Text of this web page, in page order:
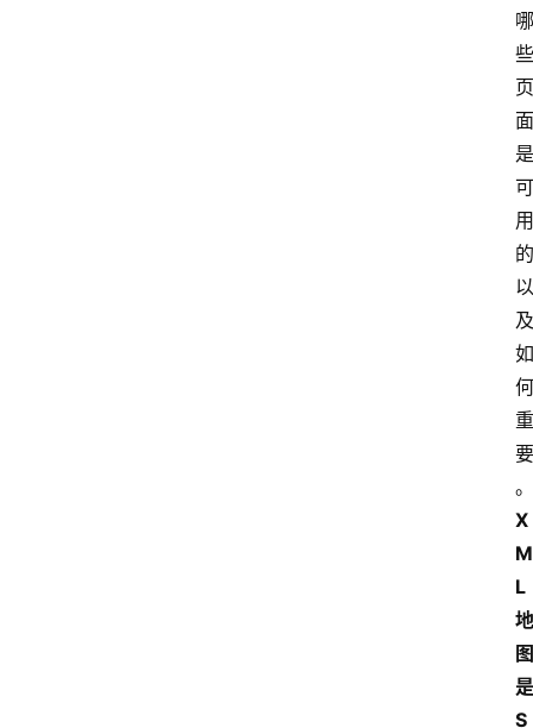
哪
些
页
面
是
可
用
的
以
及
如
何
重
要
。
X
M
L
地
图
是
S